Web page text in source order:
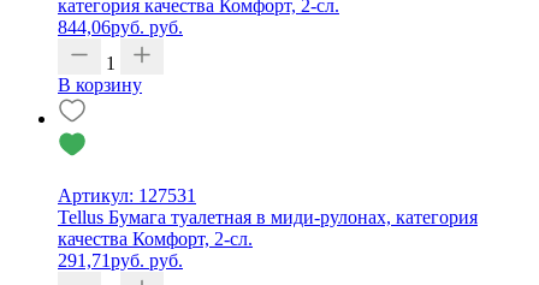
категория качества Комфорт, 2-сл.
844,06руб. руб.
1
В корзину
Артикул: 127531
Tellus Бумага туалетная в миди-рулонах, категория
качества Комфорт, 2-сл.
291,71руб. руб.